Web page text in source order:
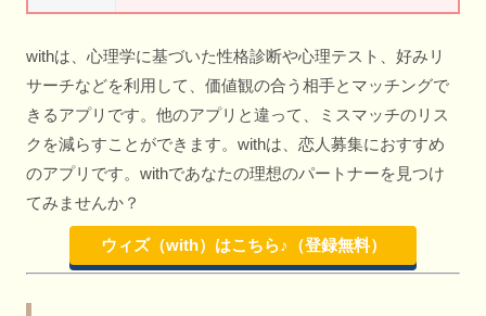
withは、心理学に基づいた性格診断や心理テスト、好みリ
サーチなどを利用して、価値観の合う相手とマッチングで
きるアプリです。他のアプリと違って、ミスマッチのリス
クを減らすことができます。withは、恋人募集におすすめ
のアプリです。withであなたの理想のパートナーを見つけ
てみませんか？
ウィズ（with）はこちら♪（登録無料）